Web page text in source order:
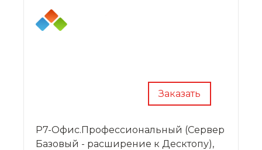
Заказать
Р7-Офис.Профессиональный (Сервер
Базовый - расширение к Десктопу),